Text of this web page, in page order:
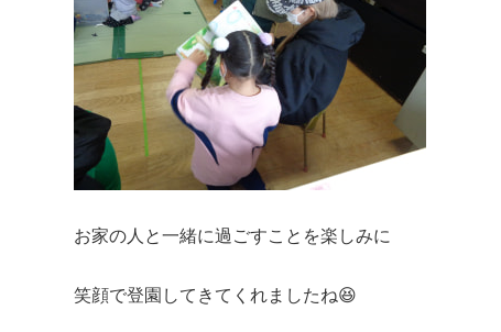
お家の人と一緒に過ごすことを楽しみに
笑顔で登園してきてくれましたね😆